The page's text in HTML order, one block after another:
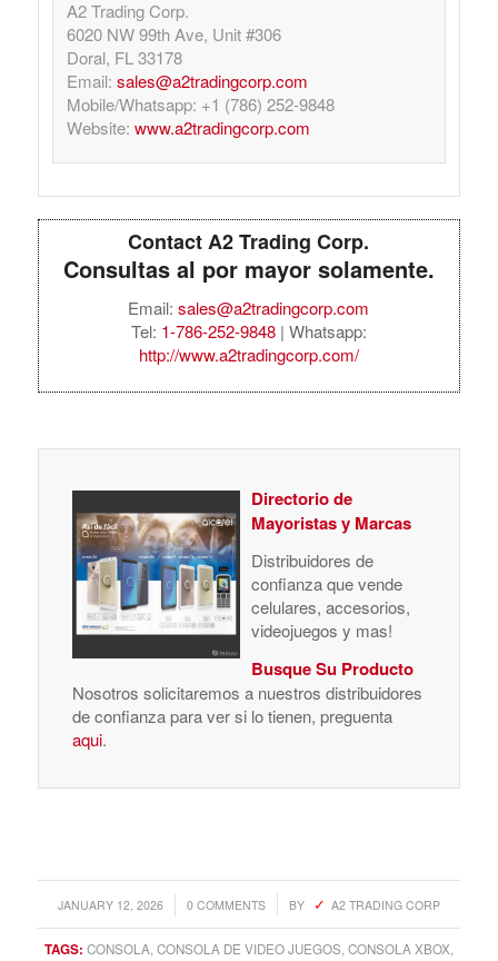
A2 Trading Corp.
6020 NW 99th Ave, Unit #306
Doral, FL 33178
Email: sales@a2tradingcorp.com
Mobile/Whatsapp: +1 (786) 252-9848
Website: www.a2tradingcorp.com
Contact A2 Trading Corp.
Consultas al por mayor solamente.
Email:sales@a2tradingcorp.com
Tel: 1-786-252-9848| Whatsapp:
http://www.a2tradingcorp.com/
Directorio de
Mayoristas y Marcas
Distribuidores de
confianza que vende
celulares, accesorios,
videojuegos y mas!
Busque Su Producto
Nosotros solicitaremos a nuestros distribuidores
de confianza para ver si lo tienen, preguenta
aqui.
JANUARY 12, 2026
/ 0 COMMENTS
/ BY A2 TRADING CORP
TAGS: CONSOLA CONSOLA DE VIDEO JUEGOS CONSOLA XBOX